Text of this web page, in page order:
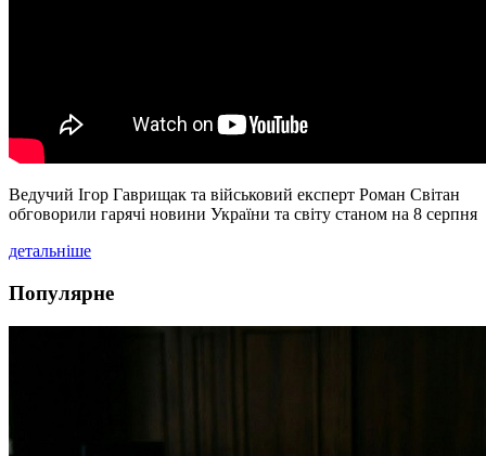
Ведучий Ігор Гаврищак та військовий експерт Роман Світан
обговорили гарячі новини України та світу станом на 8 серпня
детальніше
Популярне